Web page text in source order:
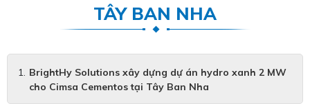
TÂY BAN NHA
BrightHy Solutions xây dựng dự án hydro xanh 2 MW
cho Cimsa Cementos tại Tây Ban Nha